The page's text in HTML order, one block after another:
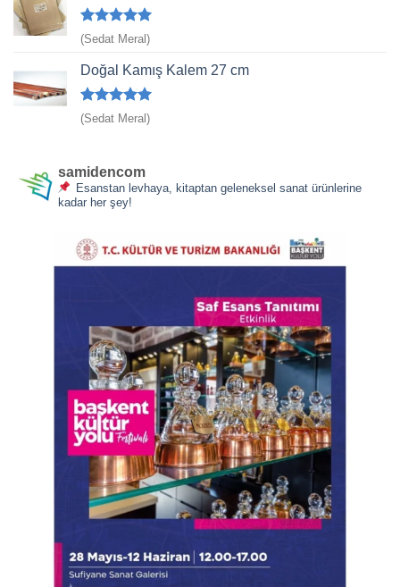
5 üzerinden
5
(Sedat Meral)
Doğal Kamış Kalem 27 cm
5 üzerinden
5
(Sedat Meral)
samidencom
Esanstan levhaya, kitaptan geleneksel sanat ürünlerine
kadar her şey!